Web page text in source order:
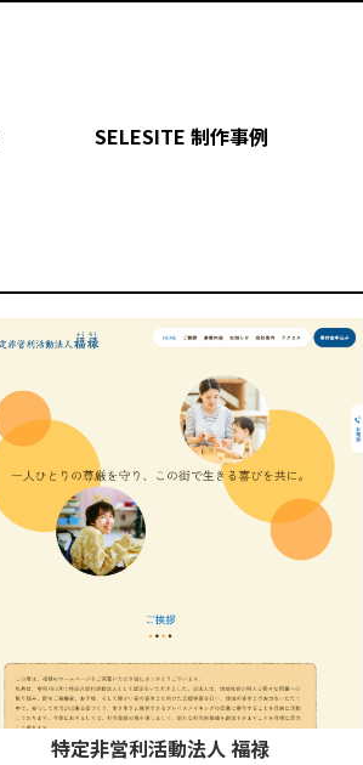
SELESITE 制作事例
特定非営利活動法人 福禄